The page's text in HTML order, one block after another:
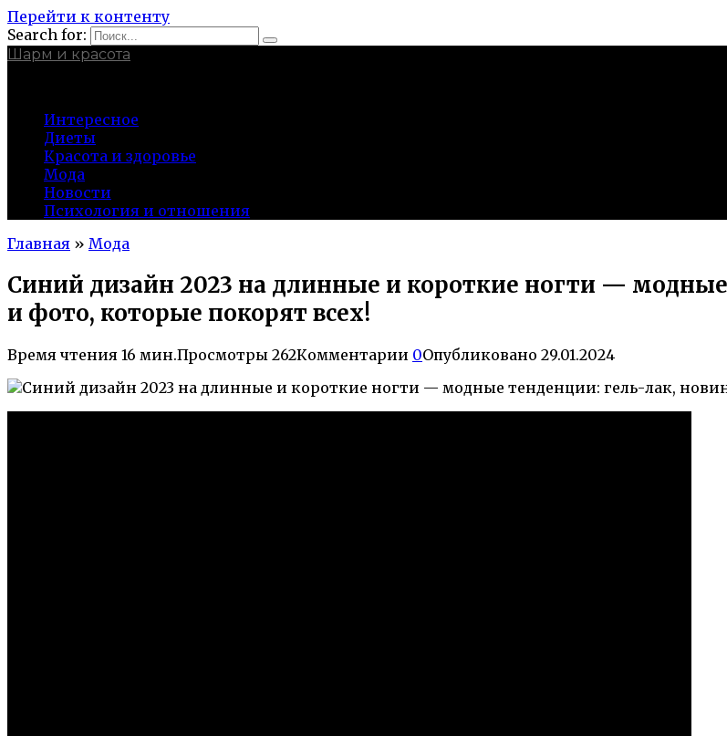
Перейти к контенту
Search for:
Шарм и красота
Интересное
Диеты
Красота и здоровье
Мода
Новости
Психология и отношения
Главная » Мода
Синий дизайн 2023 на длинные и короткие ногти —
и фото, которые покорят всех!
Время чтения 16 мин.Просмотры 262Комментарии 0Опубликовано 29.01.2024